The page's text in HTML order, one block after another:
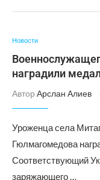
Новости
наградили
Автор Арслан Алиев
Уроженца села
Гюлмагомедова
Соответствующий
заряжающего …